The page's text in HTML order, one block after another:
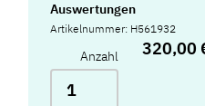
Auswertungen
Artikelnummer: H561932
Anzahl 320,00